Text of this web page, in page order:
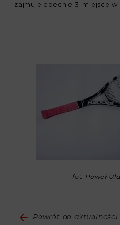
zajmuje obecnie 3. miejsce w
fot. Paweł
Powrót do aktualności